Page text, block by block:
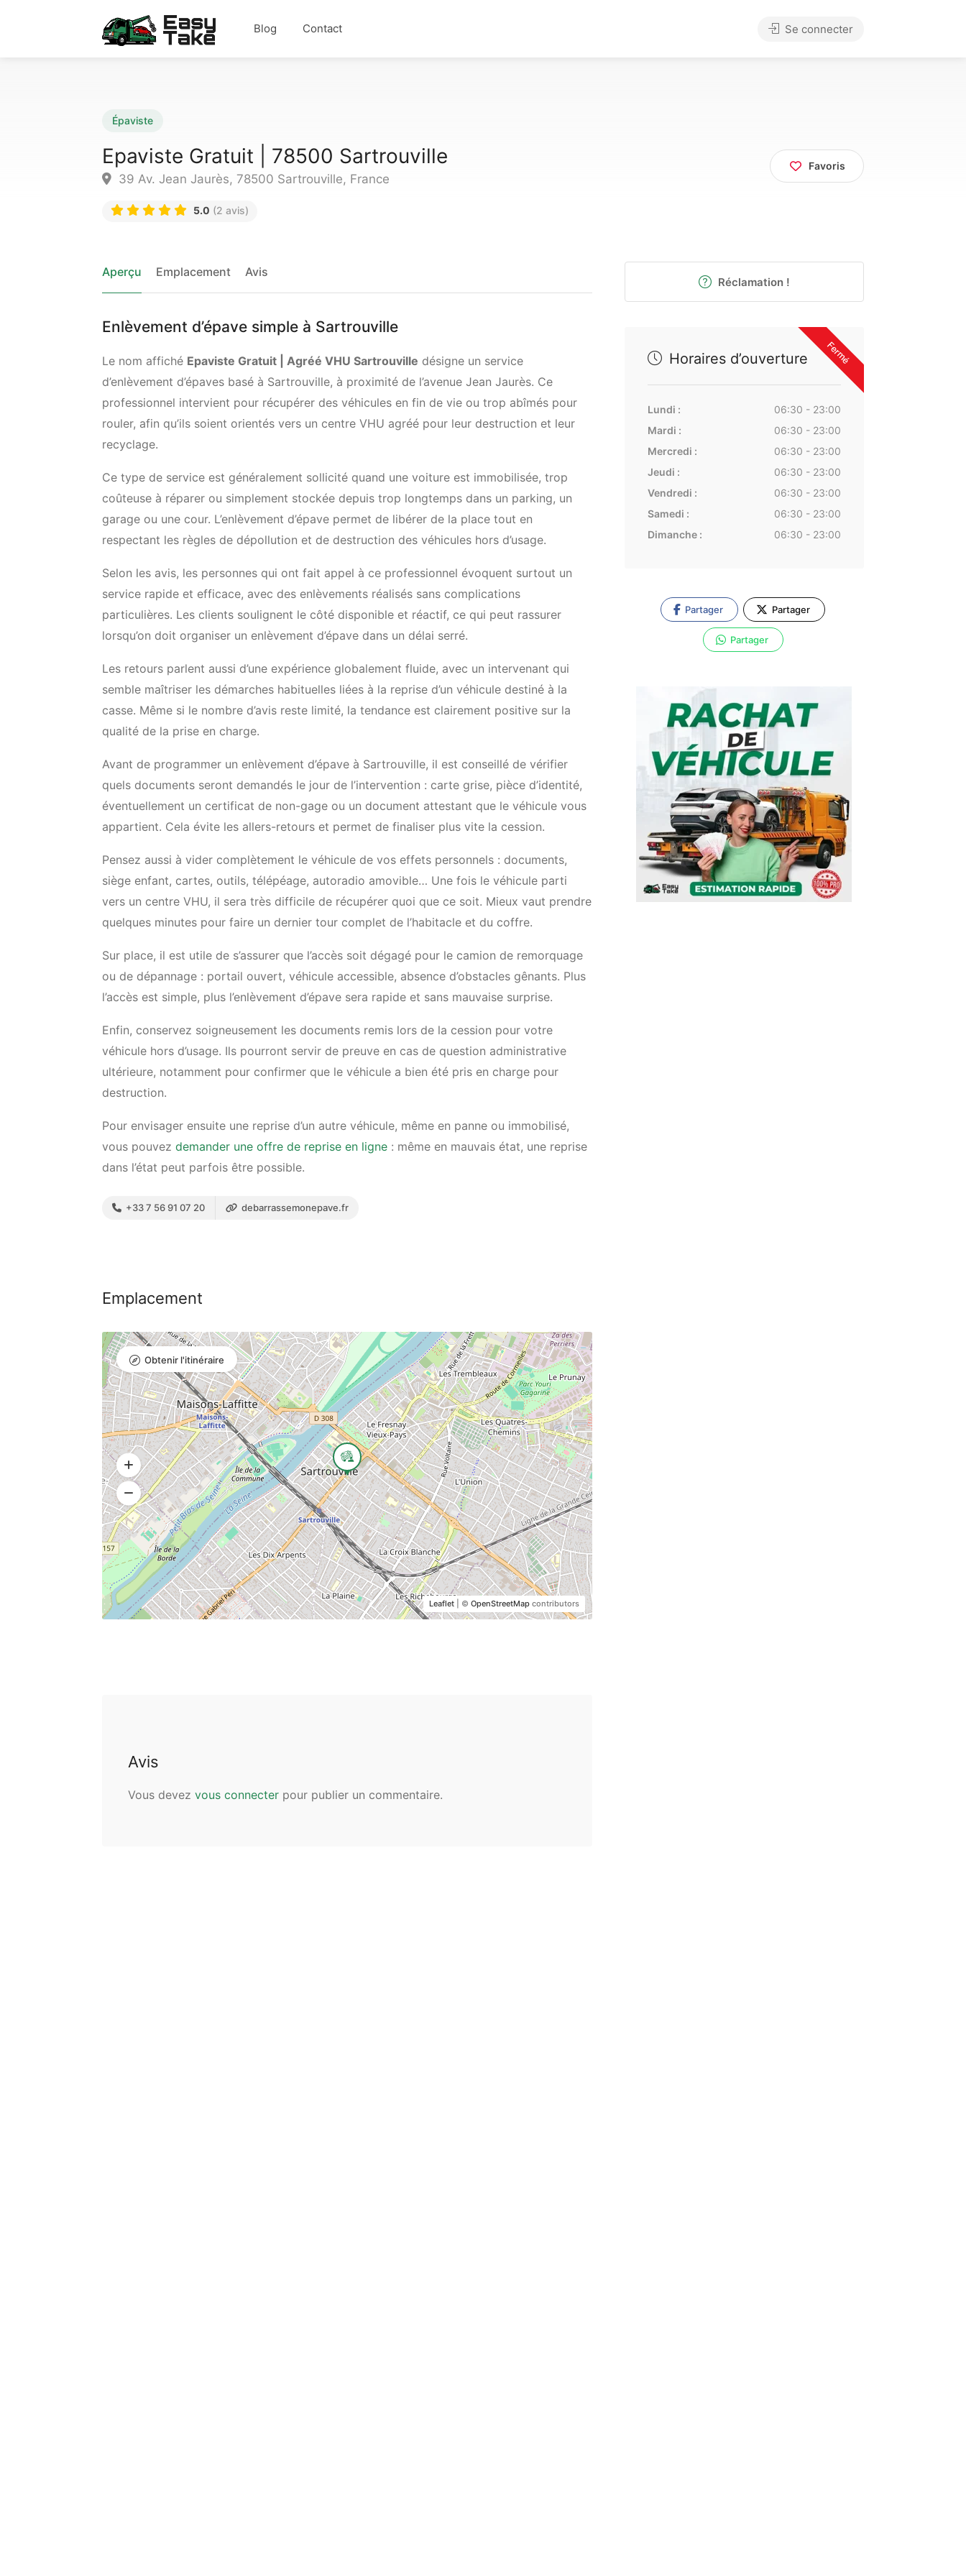
Blog Contact Se connecter
Épaviste
Epaviste Gratuit | 78500 Sartrouville
39 Av. Jean Jaurès, 78500 Sartrouville, France
5.0 (2 avis)
Favoris
Aperçu Emplacement Avis
Enlèvement d’épave simple à Sartrouville
Le nom affiché Epaviste Gratuit | Agréé VHU Sartrouville désigne un service
d’enlèvement d’épaves basé à Sartrouville, à proximité de l’avenue Jean Jaurès. Ce
professionnel intervient pour récupérer des véhicules en fin de vie ou trop abîmés pour
rouler, afin qu’ils soient orientés vers un centre VHU agréé pour leur destruction et leur
recyclage.
Ce type de service est généralement sollicité quand une voiture est immobilisée, trop
coûteuse à réparer ou simplement stockée depuis trop longtemps dans un parking, un
garage ou une cour. L’enlèvement d’épave permet de libérer de la place tout en
respectant les règles de dépollution et de destruction des véhicules hors d’usage.
Selon les avis, les personnes qui ont fait appel à ce professionnel évoquent surtout un
service rapide et efficace, avec des enlèvements réalisés sans complications
particulières. Les clients soulignent le côté disponible et réactif, ce qui peut rassurer
lorsqu’on doit organiser un enlèvement d’épave dans un délai serré.
Les retours parlent aussi d’une expérience globalement fluide, avec un intervenant qui
semble maîtriser les démarches habituelles liées à la reprise d’un véhicule destiné à la
casse. Même si le nombre d’avis reste limité, la tendance est clairement positive sur la
qualité de la prise en charge.
Avant de programmer un enlèvement d’épave à Sartrouville, il est conseillé de vérifier
quels documents seront demandés le jour de l’intervention : carte grise, pièce d’identité,
éventuellement un certificat de non-gage ou un document attestant que le véhicule vous
appartient. Cela évite les allers-retours et permet de finaliser plus vite la cession.
Pensez aussi à vider complètement le véhicule de vos effets personnels : documents,
siège enfant, cartes, outils, télépéage, autoradio amovible… Une fois le véhicule parti
vers un centre VHU, il sera très difficile de récupérer quoi que ce soit. Mieux vaut prendre
quelques minutes pour faire un dernier tour complet de l’habitacle et du coffre.
Sur place, il est utile de s’assurer que l’accès soit dégagé pour le camion de remorquage
ou de dépannage : portail ouvert, véhicule accessible, absence d’obstacles gênants. Plus
l’accès est simple, plus l’enlèvement d’épave sera rapide et sans mauvaise surprise.
Enfin, conservez soigneusement les documents remis lors de la cession pour votre
véhicule hors d’usage. Ils pourront servir de preuve en cas de question administrative
ultérieure, notamment pour confirmer que le véhicule a bien été pris en charge pour
destruction.
Pour envisager ensuite une reprise d’un autre véhicule, même en panne ou immobilisé,
vous pouvez demander une offre de reprise en ligne : même en mauvais état, une reprise
dans l’état peut parfois être possible.
+33 7 56 91 07 20 debarrassemonepave.fr
Emplacement
Leaflet| © OpenStreetMapcontributors
Obtenir l'itinéraire
Avis
Vous devez vous connecter pour publier un commentaire.
Réclamation !
Fermé
Horaires d’ouverture
Lundi :
06:30 - 23:00
Mardi :
06:30 - 23:00
Mercredi :
06:30 - 23:00
Jeudi :
06:30 - 23:00
Vendredi :
06:30 - 23:00
Samedi :
06:30 - 23:00
Dimanche :
06:30 - 23:00
Partager Partager
Partager